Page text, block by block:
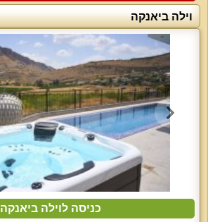
וילה ביאנקה
כניסה לוילה ביאנקה